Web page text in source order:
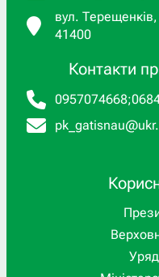
вул.
41400
Контакти
0957074668;